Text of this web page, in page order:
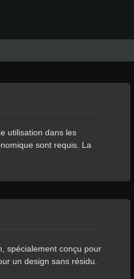
utilisation dans les
sont requis. La
spécialement conçu pour
un design sans résidu.